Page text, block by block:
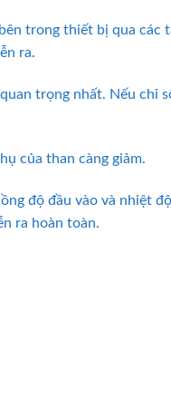
trong thiết bị qua các
ra.
trọng nhất. Nếu chỉ
của than càng giảm.
độ đầu vào và nhiệt
ra hoàn toàn.